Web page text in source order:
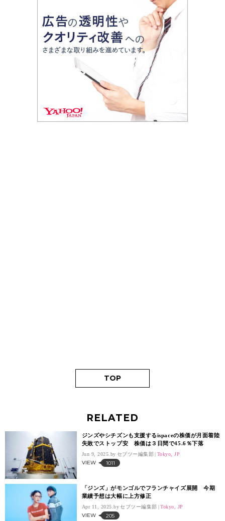
TOP
RELATED
ジンズやシチズンも支援するispaceの株価が月面着陸
失敗でストップ安 株価は３日間で45.6％下落
Jun 9, 2025. セブツー編集部 Tokyo, JP
VIEW 1011
「ジンズ」がモンゴルでフランチャイズ展開 今期
業績予想は大幅に上方修正
Apr 11, 2025. セブツー編集部 Tokyo, JP
VIEW 205